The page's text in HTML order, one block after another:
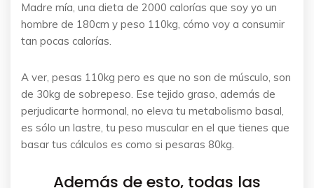
Madre mía, una dieta de 2000 calorías que soy yo un
hombre de 180cm y peso 110kg, cómo voy a consumir
tan pocas calorías.
A ver, pesas 110kg pero es que no son de músculo, son
de 30kg de sobrepeso. Ese tejido graso, además de
perjudicarte hormonal, no eleva tu metabolismo basal,
es sólo un lastre, tu peso muscular en el que tienes que
basar tus cálculos es como si pesaras 80kg.
Además de esto, todas las